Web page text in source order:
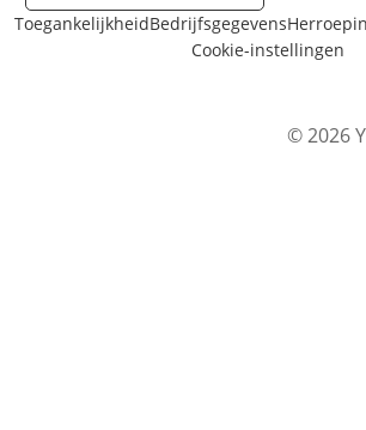
ToegankelijkheidBedrijfsgegevens
Cookie-instellingen
© 2026